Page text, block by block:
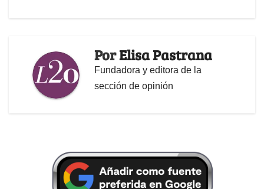
PorElisa Pastrana
Fundadora y editora de la
sección de opinión